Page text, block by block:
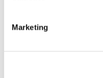
Marketing
ratificano anche
internazionali